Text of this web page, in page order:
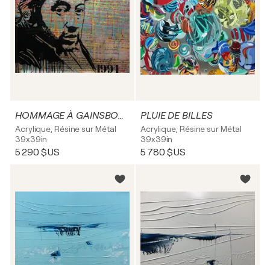
HOMMAGE À GAINSBOURG" 69 année érotique"
Acrylique, Résine sur Métal
39x39in
5 290 $US
PLUIE DE BILLES
Acrylique, Résine sur Métal
39x39in
5 780 $US